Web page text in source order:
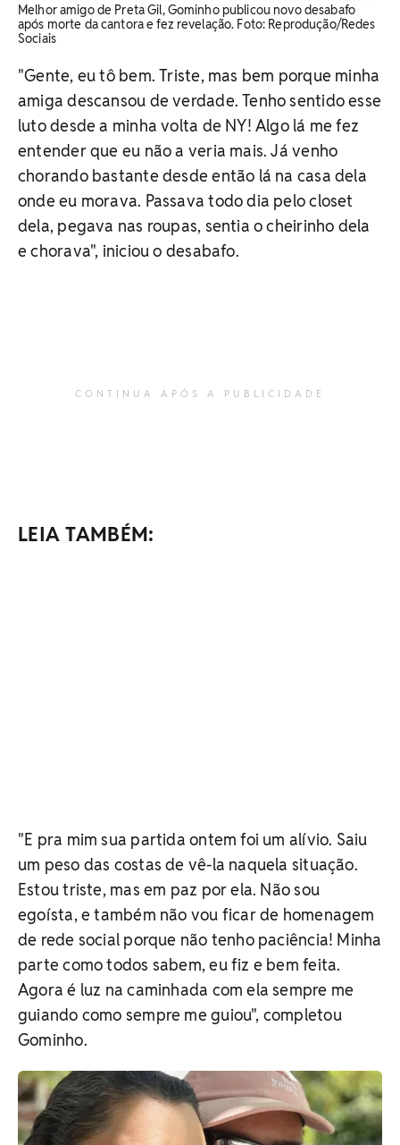
Melhor amigo de Preta Gil, Gominho publicou novo desabafo
após morte da cantora e fez revelação. Foto: Reprodução/Redes
Sociais
"Gente, eu tô bem. Triste, mas bem porque minha
amiga descansou de verdade. Tenho sentido esse
luto desde a minha volta de NY! Algo lá me fez
entender que eu não a veria mais. Já venho
chorando bastante desde então lá na casa dela
onde eu morava. Passava todo dia pelo closet
dela, pegava nas roupas, sentia o cheirinho dela
e chorava", iniciou o desabafo.
CONTINUA APÓS A PUBLICIDADE
LEIA TAMBÉM:
"E pra mim sua partida ontem foi um alívio. Saiu
um peso das costas de vê-la naquela situação.
Estou triste, mas em paz por ela. Não sou
egoísta, e também não vou ficar de homenagem
de rede social porque não tenho paciência! Minha
parte como todos sabem, eu fiz e bem feita.
Agora é luz na caminhada com ela sempre me
guiando como sempre me guiou", completou
Gominho.